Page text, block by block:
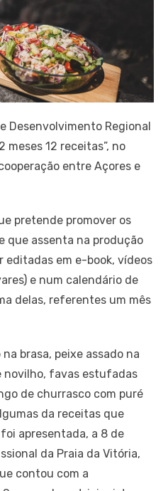
Desenvolvimento Regional
meses 12 receitas”, no
entre Açores e
pretende promover os
que assenta na produção
editadas em e-book, vídeos
e num calendário de
delas, referentes um mês
brasa, peixe assado na
novilho, favas estufadas
de churrasco com puré
da receitas que
apresentada, a 8 de
da Praia da Vitória,
contou com a